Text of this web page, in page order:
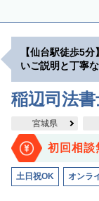
【仙台駅徒歩5
いご説明と丁寧
稲辺司法
宮城県
初回相談
土日祝OK オンラ